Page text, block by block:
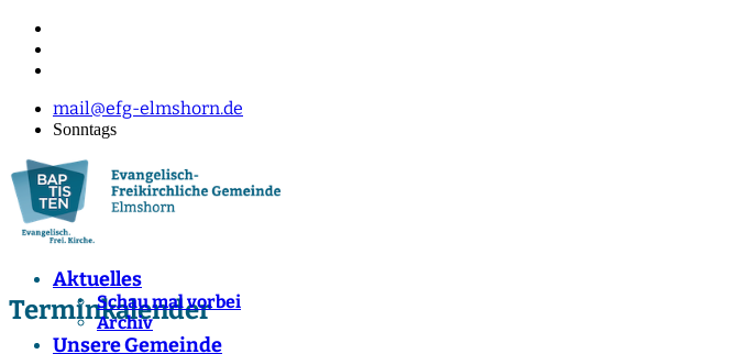
mail@efg-elmshorn.de
Sonntags
Aktuelles
Schau mal vorbei
Archiv
Unsere Gemeinde
Terminkalender